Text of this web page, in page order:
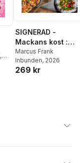
,
SIGNERAD -
Mackans kost :
Middagar och
matlådor
Marcus Frank
Inbunden, 2026
269 kr